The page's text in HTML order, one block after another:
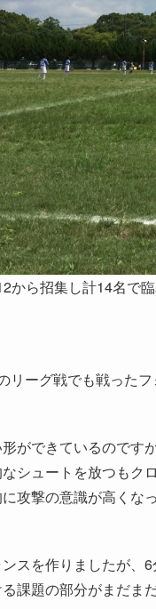
から招集し計14名で
リーグ戦でも戦ったフ
ができているのです
シュートを放つもクロ
攻撃の意識が高くな
スを作りましたが、
課題の部分がまだま